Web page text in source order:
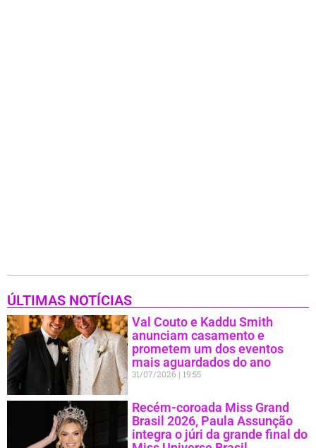
ÚLTIMAS NOTÍCIAS
Val Couto e Kaddu Smith
anunciam casamento e
prometem um dos eventos
mais aguardados do ano
31/07/2026 19:55
Recém-coroada Miss Grand
Brasil 2026, Paula Assunção
integra o júri da grande final do